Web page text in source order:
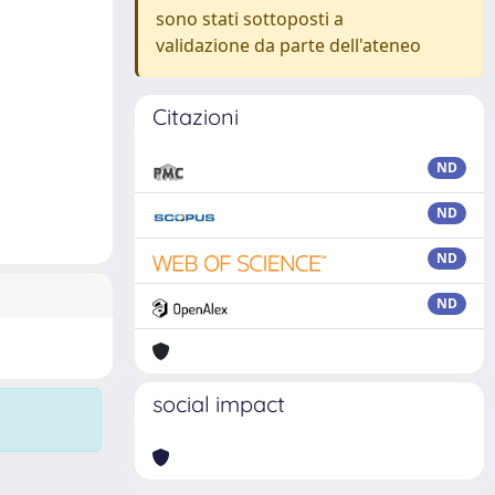
sono stati sottoposti a
validazione da parte dell'ateneo
Citazioni
ND
ND
ND
ND
social impact